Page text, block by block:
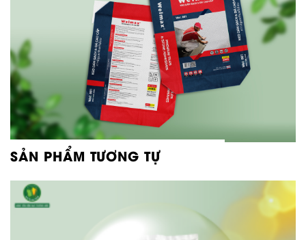
SẢN PHẨM TƯƠNG TỰ